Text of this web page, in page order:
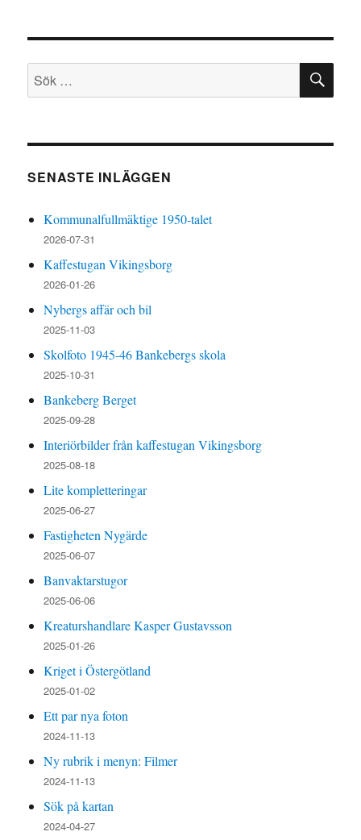
Sök
efter:
SÖK
SENASTE INLÄGGEN
Kommunalfullmäktige 1950-talet
2026-07-31
Kaffestugan Vikingsborg
2026-01-26
Nybergs affär och bil
2025-11-03
Skolfoto 1945-46 Bankebergs skola
2025-10-31
Bankeberg Berget
2025-09-28
Interiörbilder från kaffestugan Vikingsborg
2025-08-18
Lite kompletteringar
2025-06-27
Fastigheten Nygärde
2025-06-07
Banvaktarstugor
2025-06-06
Kreaturshandlare Kasper Gustavsson
2025-01-26
Kriget i Östergötland
2025-01-02
Ett par nya foton
2024-11-13
Ny rubrik i menyn: Filmer
2024-11-13
Sök på kartan
2024-04-27